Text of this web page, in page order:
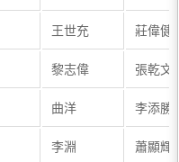
王世充 莊偉健
黎志偉 張乾文
曲洋 李添勝
李淵 蕭顯輝